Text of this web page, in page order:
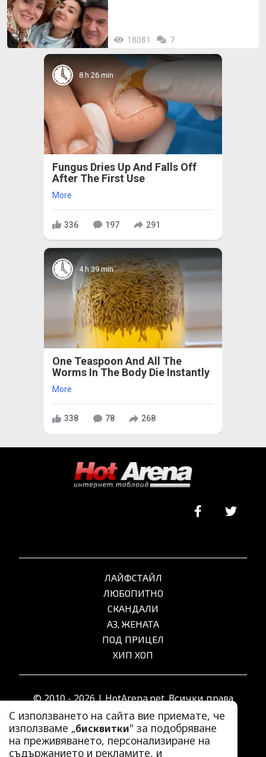
18081 7
8 h 26 min
Fungus Dries Up And Falls Off
After The First Use
More
336 197 291
4 h 39 min
One Teaspoon And All The
Worms In The Body Die Instantly
More
338 78 268
С използването на сайта вие приемате, че
използваме „бисквитки" за подобряване
на преживяването, персонализиране на
съдържанието и рекламите, и
ЛАЙФСТАЙЛ
ЛЮБОПИТНО
СКАНДАЛИ
АЗ, ЖЕНАТА
ПОД ПРИЦЕЛ
ХИП ХОП
© 2010 - 2026 | HotArena.net. Всички права
запазени.
РЕКЛАМА